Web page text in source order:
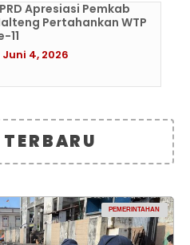
Apresiasi Pemkab
Pertahankan WTP
11
Juni 4, 2026
PEMERINTAHAN